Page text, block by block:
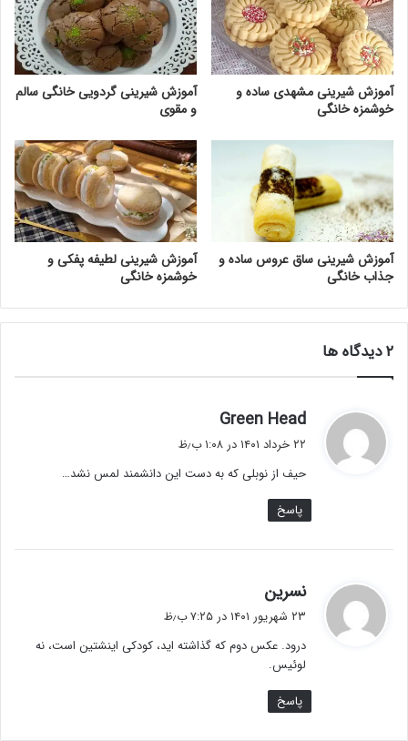
آموزش شیرینی مشهدی ساده و
خوشمزه خانگی
آموزش شیرینی گردویی خانگی سالم
و مقوی
آموزش شیرینی ساق عروس ساده و
جذاب خانگی
آموزش شیرینی لطیفه پفکی و
خوشمزه خانگی
‫۲ دیدگاه ها
Green Head
ف
:
۲۲ خرداد ۱۴۰۱ در ۱:۰۸ ب٫ظ
حیف از نوبلی که به دست این دانشمند لمس نشد…
پاسخ
نسرین
ت
:
۲۳ شهریور ۱۴۰۱ در ۷:۲۵ ب٫ظ
درود. عکس دوم که گذاشته اید، کودکی اینشتین است، نه
لوئیس.
پاسخ